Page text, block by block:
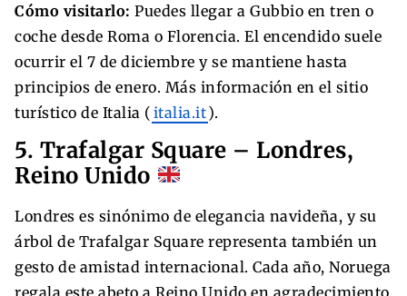
Cómo visitarlo: Puedes llegar a Gubbio en tren o
coche desde Roma o Florencia. El encendido suele
ocurrir el 7 de diciembre y se mantiene hasta
principios de enero. Más información en el sitio
turístico de Italia ( italia.it).
5. Trafalgar Square – Londres,
Reino Unido
Londres es sinónimo de elegancia navideña, y su
árbol de Trafalgar Square representa también un
gesto de amistad internacional. Cada año, Noruega
regala este abeto a Reino Unido en agradecimiento